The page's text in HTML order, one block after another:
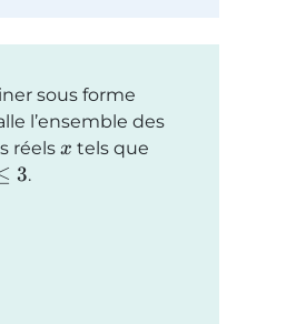
sous forme
l’ensemble des
réels x tels que
3.